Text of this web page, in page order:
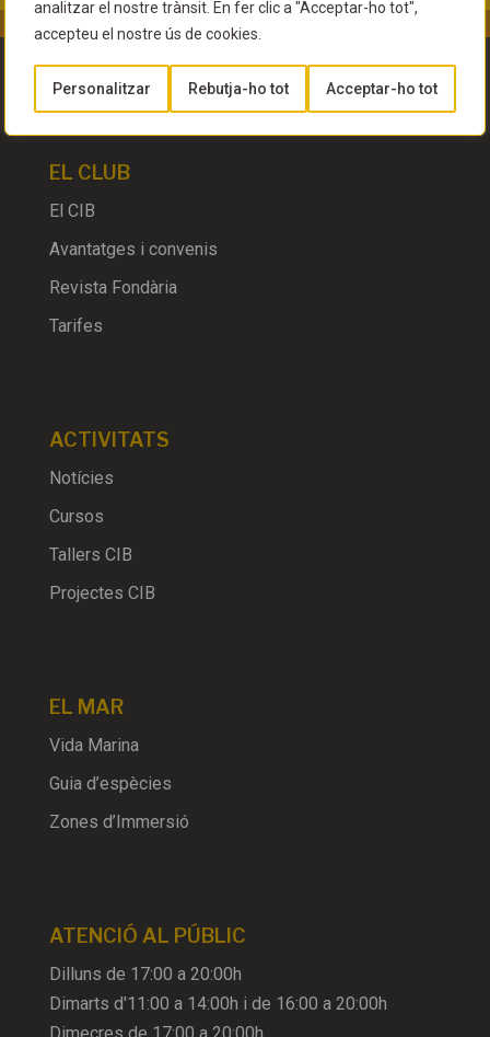
analitzar el nostre trànsit. En fer clic a "Acceptar-ho tot",
accepteu el nostre ús de cookies.
Personalitzar Rebutja-ho tot Acceptar-ho tot
EL CLUB
El CIB
Avantatges i convenis
Revista Fondària
Tarifes
ACTIVITATS
Notícies
Cursos
Tallers CIB
Projectes CIB
EL MAR
Vida Marina
Guia d’espècies
Zones d’Immersió
ATENCIÓ AL PÚBLIC
Dilluns de 17:00 a 20:00h
Dimarts d'11:00 a 14:00h i de 16:00 a 20:00h